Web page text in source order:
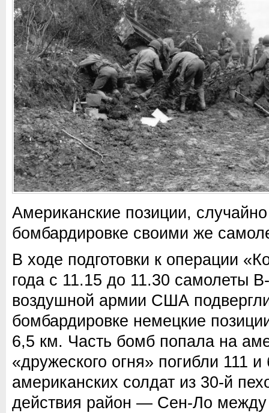
Американские позиции,
бомбардировке своими же
В ходе подготовки к операции
года с 11.15 до 11.30 самолеты
воздушной армии США
бомбардировке немецкие
6,5 км. Часть бомб попала на
«дружеского огня» погибли 111
американских солдат из 30-й
действия район — Сен-Ло между